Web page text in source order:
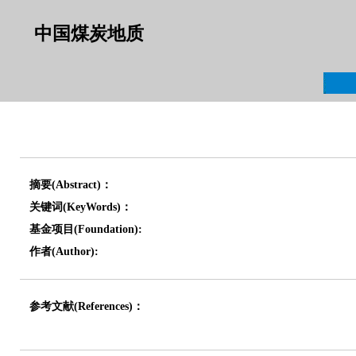
中国煤炭地质
摘要(Abstract)：
关键词(KeyWords)：
基金项目(Foundation):
作者(Author):
参考文献(References)：